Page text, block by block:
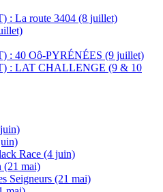
: La route 3404 (8 juillet)
: 40 Oô-PYRÉNÉES (9 juillet)
: LAT CHALLENGE (9 & 10
Race (4 juin)
(21 mai)
Seigneurs (21 mai)